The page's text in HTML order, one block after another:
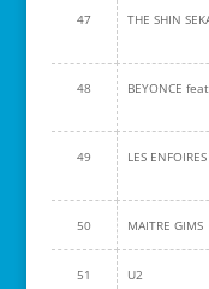
47 THE SHIN
48 BEYONCE
49 LES ENFOIRES
50 MAITRE GIMS
51 U2